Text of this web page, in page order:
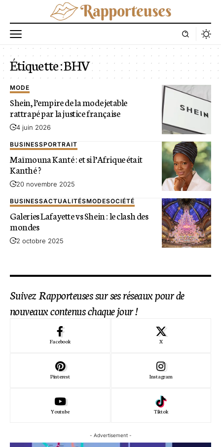
Étiquette :BHV
MODE
Shein, l’empire de la mode jetable
rattrapé par la justice française
4 juin 2026
BUSINESSPORTRAIT
Maïmouna Kanté : et si l’Afrique était
Kanthé ?
20 novembre 2025
BUSINESSACTUALITÉSMODESOCIÉTÉ
Galeries Lafayette vs Shein : le clash des
mondes
2 octobre 2025
Suivez Rapporteuses sur ses réseaux pour de
nouveaux contenus chaque jour !
Facebook X
Pinterest Instagram
Youtube Tiktok
- Advertisement -